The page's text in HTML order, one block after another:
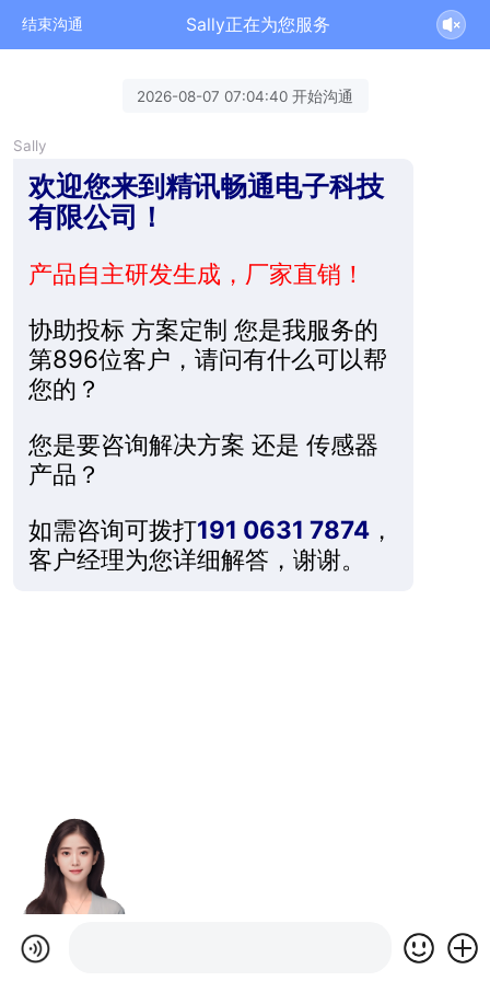
结束沟通 Sally正在为您服务
2026-08-07 07:04:40 开始沟通
Sally
欢迎您来到精讯畅通电子科技
有限公司！
产品自主研发生成，厂家直销！
协助投标 方案定制 您是我服务的
第896位客户，请问有什么可以帮
您的？
您是要咨询解决方案 还是 传感器
产品？
如需咨询可拨打191 0631 7874，
客户经理为您详细解答，谢谢。